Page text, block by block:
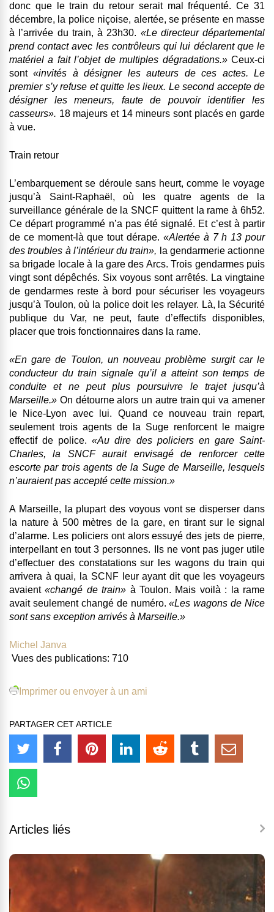
donc que le train du retour serait mal fréquenté. Ce 31
décembre, la police niçoise, alertée, se présente en masse
à l’arrivée du train, à 23h30. «Le directeur départemental
prend contact avec les contrôleurs qui lui déclarent que le
matériel a fait l’objet de multiples dégradations.» Ceux-ci
sont«invités à désigner les auteurs de ces actes.Le
premier s’y refuse et quitte les lieux. Le second accepte de
désigner les meneurs, faute de pouvoir identifier les
casseurs». 18 majeurs et 14 mineurs sont placés en garde
à vue.
Train retour
L’embarquement se déroule sans heurt, comme le voyage
jusqu’à Saint-Raphaël, où les quatre agents de la
surveillance générale de la SNCF quittent la rame à 6h52.
Ce départ programmé n’a pas été signalé. Et c’est à partir
de ce moment-là que tout dérape. «Alertée à 7 h 13 pour
des troubles à l’intérieur du train», la gendarmerie actionne
sa brigade locale à la gare des Arcs. Trois gendarmes puis
vingt sont dépêchés. Six voyous sont arrêtés. La vingtaine
de gendarmes reste à bord pour sécuriser les voyageurs
jusqu’à Toulon, où la police doit les relayer. Là, la Sécurité
publique du Var, ne peut, faute d’effectifs disponibles,
placer que trois fonctionnaires dans la rame.
«En gare de Toulon, un nouveau problème surgit car le
conducteur du train signale qu’il a atteint son temps de
conduite et ne peut plus poursuivre le trajetjusqu’à
Marseille.» On détourne alors un autre train qui va amener
le Nice-Lyon avec lui. Quand ce nouveau train repart,
seulement trois agents de la Suge renforcent le maigre
effectif de police.«Au dire des policiers en gare Saint-
Charles, la SNCF aurait envisagé de renforcer cette
escorte par trois agents de la Suge de Marseille, lesquels
n’auraient pas accepté cette mission.»
A Marseille, la plupart des voyous vont se disperser dans
la nature à 500 mètres de la gare, en tirant sur le signal
d’alarme. Les policiers ont alors essuyé des jets de pierre,
interpellant en tout 3 personnes.
Ils ne vont pas juger utile
d’effectuer des constatations sur les wagons du train qui
arrivera à quai, la SCNF leur ayant dit que les voyageurs
avaient«changé de train» à Toulon. Mais voilà : la rame
avait seulement changé de numéro.«Les wagons de Nice
sont sans exception arrivés à Marseille.»
Michel Janva
Vues des publications: 710
Imprimer ou envoyer à un ami
PARTAGER CET ARTICLE
Articles liés